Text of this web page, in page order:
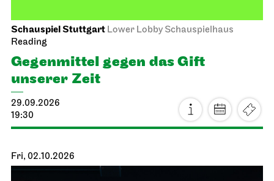
Schauspiel Stuttgart Lower Lobby Schauspielhaus
Reading
Gegenmittel gegen das Gift
unserer Zeit
29.09.2026
19:30
Fri, 02.10.2026